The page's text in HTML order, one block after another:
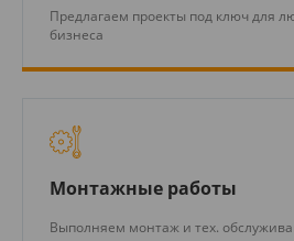
Предлагаем проекты под ключ для
бизнеса
Монтажные работы
Выполняем монтаж и тех.